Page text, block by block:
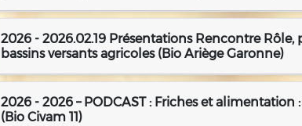
2026 - 2026.02.19 Présentations Rencontre Rôle,
bassins versants agricoles (Bio Ariège Garonne)
2026 - 2026 – PODCAST : Friches et alimentation :
(Bio Civam 11)